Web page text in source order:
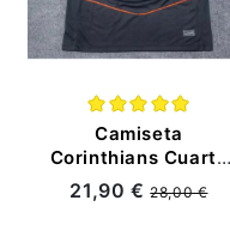
Camiseta
Corinthians Cuarta
Equipación
2025/2026
21,90 €28,00 €